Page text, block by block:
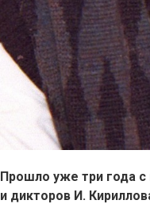
Прошло уже три года с
и дикторов И.